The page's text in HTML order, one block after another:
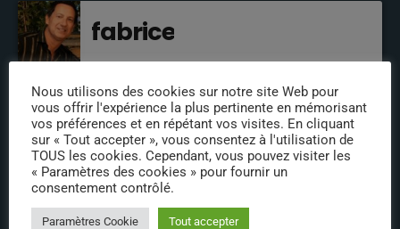
fabrice
annabelle
INFOS
Nous utilisons des cookies sur notre site Web pour
vous offrir l'expérience la plus pertinente en mémorisant
vos préférences et en répétant vos visites. En cliquant
sur « Tout accepter », vous consentez à l'utilisation de
TOUS les cookies. Cependant, vous pouvez visiter les
« Paramètres des cookies » pour fournir un
consentement contrôlé.
Paramètres Cookie Tout accepter